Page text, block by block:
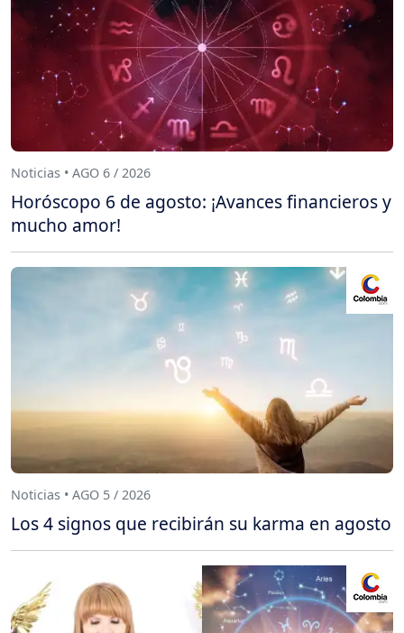
Noticias • AGO 6 / 2026
Horóscopo 6 de agosto: ¡Avances financieros y
mucho amor!
Noticias • AGO 5 / 2026
Los 4 signos que recibirán su karma en agosto